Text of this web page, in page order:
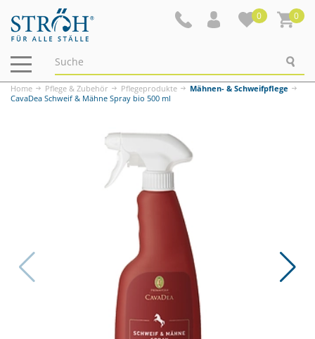
0 0
Navigation
ein-/ausblenden
Home Pflege & Zubehör Pflegeprodukte
Mähnen- & Schweifpflege
CavaDea Schweif & Mähne Spray bio 500 ml